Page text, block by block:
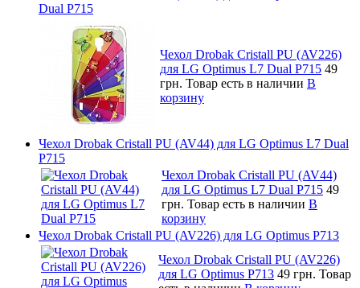
Dual P715
Чехол Drobak Cristall PU (AV226)
для LG Optimus L7 Dual P715 49
грн. Товар есть в наличии В
корзину
Чехол Drobak Cristall PU (AV44) для LG Optimus L7 Dual
P715
Чехол Drobak Cristall PU (AV44)
для LG Optimus L7 Dual P715 49
грн. Товар есть в наличии В
корзину
Чехол Drobak Cristall PU (AV226) для LG Optimus P713
Чехол Drobak Cristall PU (AV226)
для LG Optimus P713 49 грн. Товар